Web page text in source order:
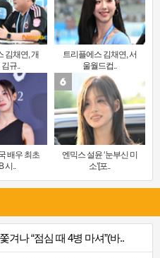
김채연, 개
규..
트리플에스 김채연, 서
울월드컵..
시..
엔믹스 설윤 ‘눈부신 미
소’[포..
겨나 “점심 때 4병 마셔”(바..